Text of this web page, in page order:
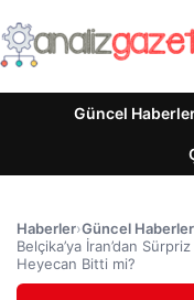
Güncel
Haberler›Güncel Haberler
Belçika’ya İran’dan
Heyecan Bitti mi?